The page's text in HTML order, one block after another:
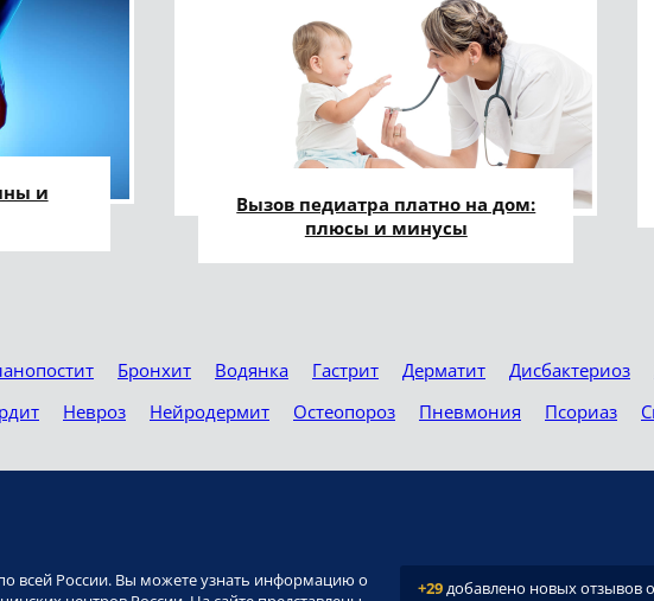
и
Вызов педиатра платно на дом:
плюсы и минусы
Бронхит Водянка Гастрит Дерматит Дисбактериоз
Невроз Нейродермит Остеопороз Пневмония Псориаз
всей России. Вы можете узнать информацию о
+29добавлено новых отзывов